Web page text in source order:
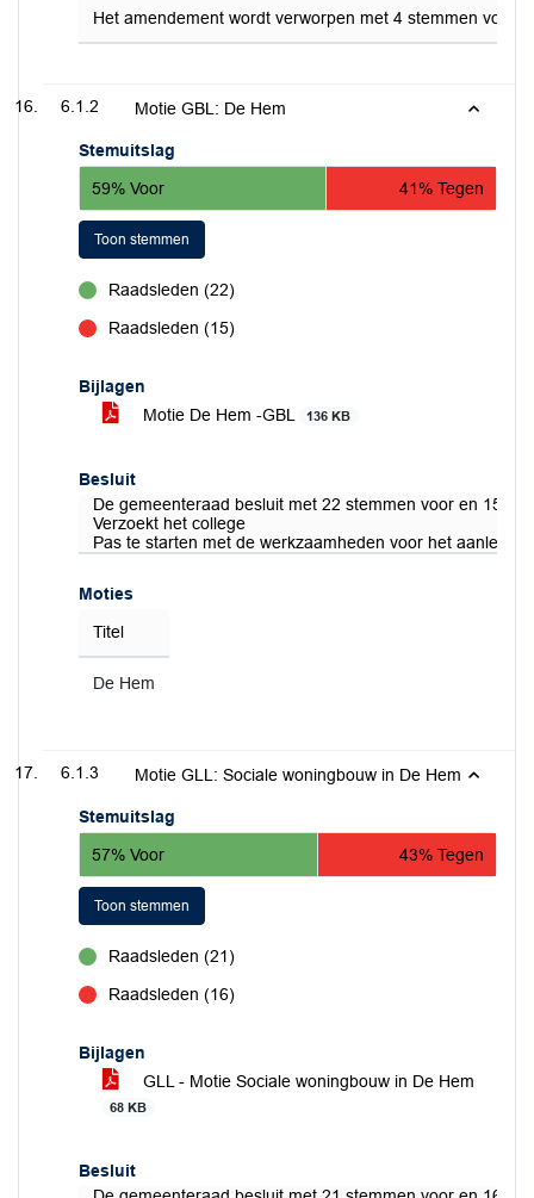
Het amendement wordt verworpen met 4 stemmen voor
6.1.2 Motie GBL: De Hem
Stemuitslag
59% Voor
41% Tegen
Toon stemmen
Raadsleden (22)
Raadsleden (15)
Bijlagen
Motie De Hem -GBL
136 KB
Besluit
De gemeenteraad besluit met 22 stemmen voor en 15
Verzoekt het college
Pas te starten met de werkzaamheden voor het
Moties
Titel
De Hem
6.1.3 Motie GLL: Sociale woningbouw in De Hem
Stemuitslag
57% Voor
43% Tegen
Toon stemmen
Raadsleden (21)
Raadsleden (16)
Bijlagen
GLL - Motie Sociale woningbouw in De Hem
68 KB
Besluit